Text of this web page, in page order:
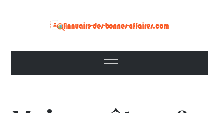
Menu